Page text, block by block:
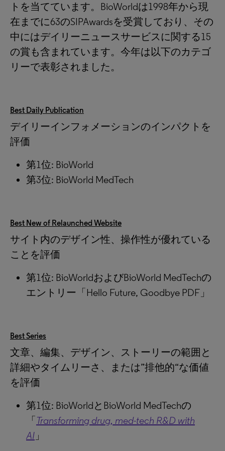
トを当てています。BioWorldは1998年から現
在までに63のSIPAwardsを受賞しており、その
中にはデイリーニュースサービスに関する15
の賞も含まれています。今年は以下のカテゴ
リーで表彰されました。
Best Daily Publication
デイリーインフォメーションのインパクトを
評価
第1位: BioWorld
第3位: BioWorld MedTech
Best New of Relaunched Website
サイト内のデザイン性、操作性が優れている
ことを評価
第1位: BioWorldおよびBioWorld MedTechの
エントリー「Hello Future, Goodbye PDF」
Best Series
文章、編集、デザイン、ストーリーの範囲と
詳細やタイムリーさ、または”排他的“な価値
を評価
第1位: BioWorldとBioWorld MedTechの
「Transforming drug, med-tech R&D with
AI 」